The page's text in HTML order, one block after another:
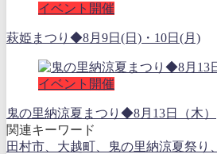
イベント開催
萩姫まつり◆8月9日(日)・10日(月)
イベント開催
鬼の里納涼夏まつり◆8月13日（木）
関連キーワード
田村市、大越町、鬼の里納涼夏祭り、